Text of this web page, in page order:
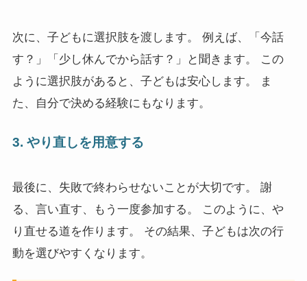
次に、子どもに選択肢を渡します。 例えば、「今話
す？」「少し休んでから話す？」と聞きます。 この
ように選択肢があると、子どもは安心します。 ま
た、自分で決める経験にもなります。
3. やり直しを用意する
最後に、失敗で終わらせないことが大切です。 謝
る、言い直す、もう一度参加する。 このように、や
り直せる道を作ります。 その結果、子どもは次の行
動を選びやすくなります。